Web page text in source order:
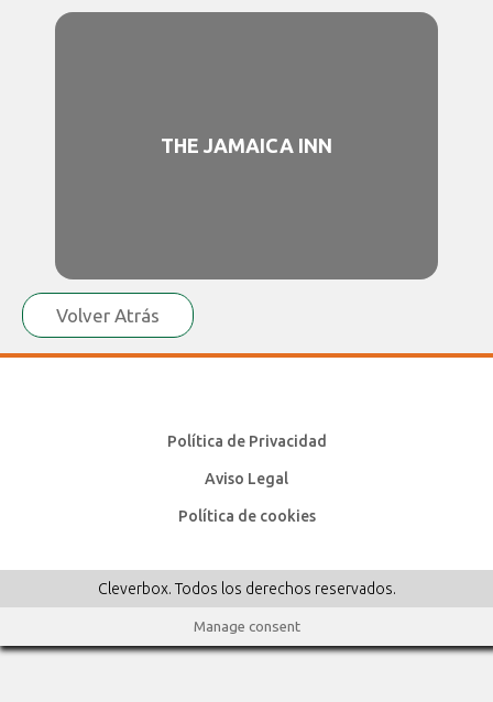
THE JAMAICA INN
Volver Atrás
Política de Privacidad
Aviso Legal
Política de cookies
Cleverbox. Todos los derechos reservados.
Manage consent